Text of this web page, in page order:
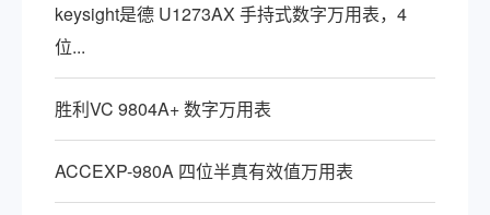
keysight是德 U1273AX 手持式数字万用表，4
位...
胜利VC 9804A+ 数字万用表
ACCEXP-980A 四位半真有效值万用表